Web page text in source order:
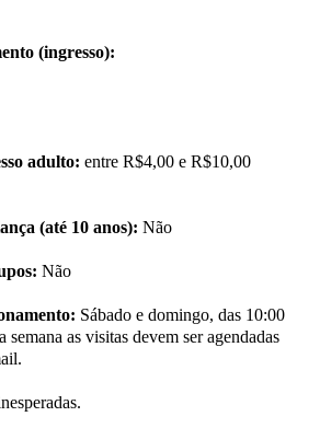
(ingresso):
adulto: entre R$4,00 e R$10,00
(até 10 anos): Não
Não
Sábado e domingo, das 10:00
semana as visitas devem ser agendadas